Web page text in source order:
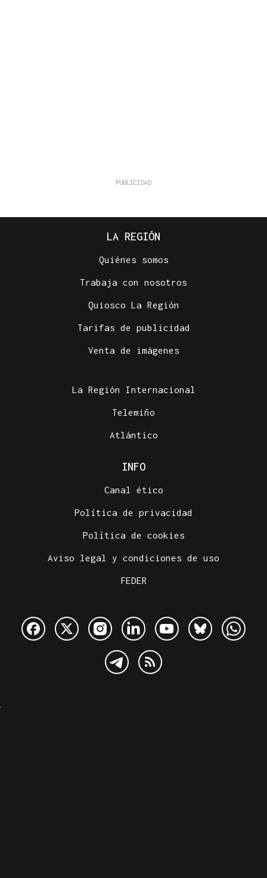
LA REGIÓN
Quiénes somos
Trabaja con nosotros
Quiosco La Región
Tarifas de publicidad
Venta de imágenes
La Región Internacional
Telemiño
Atlántico
INFO
Canal ético
Política de privacidad
Política de cookies
Aviso legal y condiciones de uso
FEDER